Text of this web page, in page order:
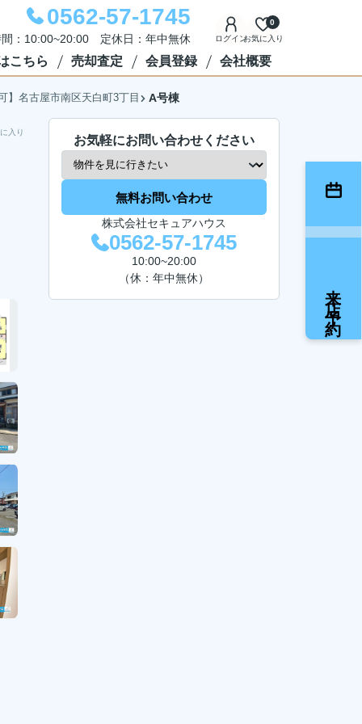
0562-57-1745
間：10:00~20:00 定休日：年中無休 ログインお気に入り
0
こちら 売却査定 会員登録 会社概要
】名古屋市南区天白町3丁目 A号棟
入り
お気軽にお問い合わせください
無料お問い合わせ
株式会社セキュアハウス
0562-57-1745
10:00~20:00
（休：年中無休）
来店予約